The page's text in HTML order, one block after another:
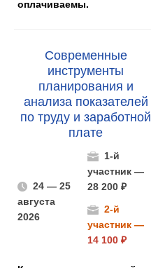
оплачиваемы.
Современные
инструменты
планирования и
анализа показателей
по труду и заработной
плате
24 — 25
августа
2026
1-й
участник —
28 200 ₽
2-й
участник —
14 100 ₽